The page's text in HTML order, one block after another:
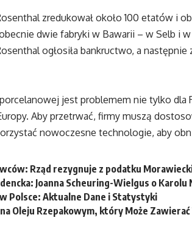
zredukował około 100 etatów i
dwie fabryki w Bawarii – w Selb i
ogłosiła bankructwo, a następnie
jest problemem nie tylko dla
Aby przetrwać, firmy muszą
nowoczesne technologie, aby
Rząd rezygnuje z podatku
Joanna Scheuring-Wielgus o Karolu
Polsce: Aktualne Dane i Statystyki
na Oleju Rzepakowym, który Może